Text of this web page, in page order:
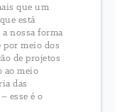
que um
está
nossa forma
meio dos
de projetos
ao meio
das
esse é o